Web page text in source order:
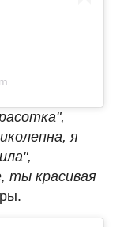
я
ты красивая